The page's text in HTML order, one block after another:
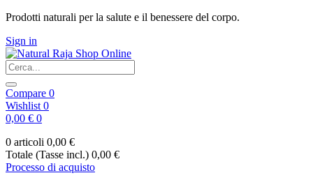
Prodotti naturali per la salute e il benessere del corpo.
Sign in
Compare 0
Wishlist 0
0,00 € 0
0 articoli 0,00 €
Totale (Tasse incl.) 0,00 €
Processo di acquisto